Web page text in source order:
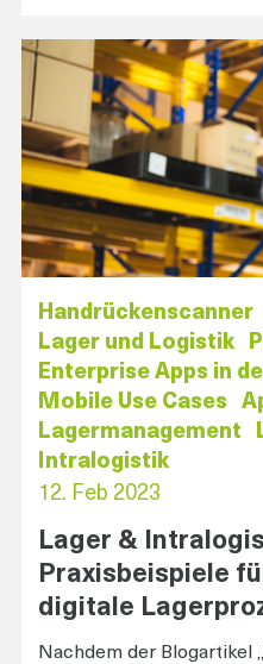
Handrückenscanner
Lager und Logistik
Enterprise Apps in
Mobile Use Cases
Lagermanagement
Intralogistik
12. Feb 2023
Lager &
Praxisbeispiele
digitale
Nachdem der Blogartikel